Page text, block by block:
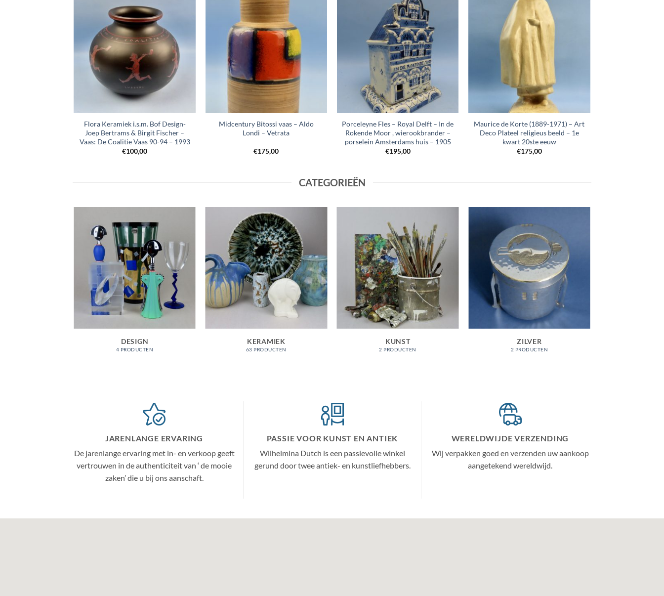
Flora Keramiek i.s.m. Bof Design-
Joep Bertrams & Birgit Fischer –
Vaas: De Coalitie Vaas 90-94 – 1993
€100,00
Midcentury Bitossi vaas – Aldo
Londi – Vetrata
€175,00
Porceleyne Fles – Royal Delft – In de
Rokende Moor , wierookbrander –
porselein Amsterdams huis – 1905
€195,00
Maurice de Korte (1889-1971) – Art
Deco Plateel religieus beeld – 1e
kwart 20ste eeuw
€175,00
CATEGORIEËN
DESIGN
4 PRODUCTEN
KERAMIEK
63 PRODUCTEN
KUNST
2 PRODUCTEN
ZILVER
2 PRODUCTEN
JARENLANGE ERVARING
De jarenlange ervaring met in- en verkoop geeft
vertrouwen in de authenticiteit van ‘ de mooie
zaken’ die u bij ons aanschaft.
PASSIE VOOR KUNST EN ANTIEK
Wilhelmina Dutch is een passievolle winkel
gerund door twee antiek- en kunstliefhebbers.
WERELDWIJDE VERZENDING
Wij verpakken goed en verzenden uw aankoop
aangetekend wereldwijd.